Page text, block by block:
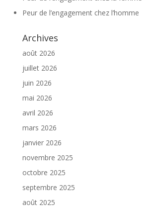
Peur de l’engagement chez l’homme
Archives
août 2026
juillet 2026
juin 2026
mai 2026
avril 2026
mars 2026
janvier 2026
novembre 2025
octobre 2025
septembre 2025
août 2025